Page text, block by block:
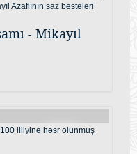
- Mikayıl